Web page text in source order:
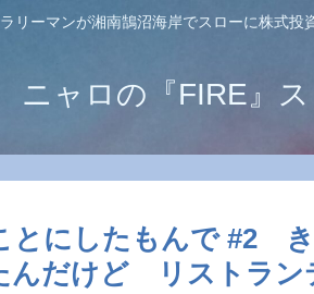
リーマンが湘南鵠沼海岸でスローに株式投
ニャロの『FIRE』
とにしたもんで #2
んだけど リストラン